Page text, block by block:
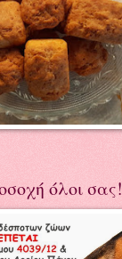
όλοι σας!